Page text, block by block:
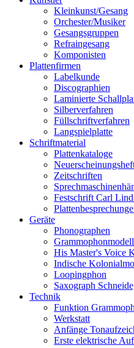
Kleinkunst/Gesang
Orchester/Musiker
Gesangsgruppen
Refraingesang
Komponisten
Plattenfirmen
Labelkunde
Discographien
Laminierte
Silberverfahren
Füllschriftverfahren
Langspielplatte
Schriftmaterial
Plattenkataloge
Zeitschriften
Festschrift Carl
Geräte
Phonographen
His Master's Voice
Indische
Loopingphon
Saxograph
Technik
Funktion
Werkstatt
Anfänge
Erste elektrische